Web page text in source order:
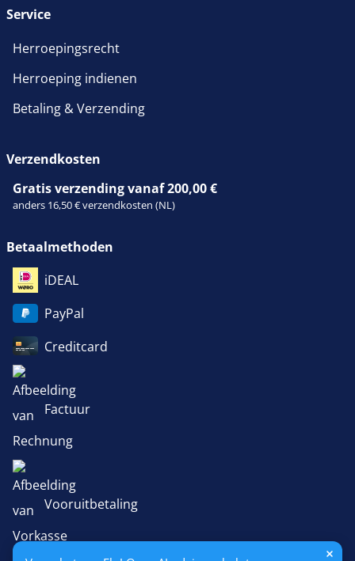
Service
Herroepingsrecht
Herroeping indienen
Betaling & Verzending
Verzendkosten
Gratis verzending vanaf 200,00 €
anders 16,50 € verzendkosten (NL)
Betaalmethoden
iDEAL
PayPal
Creditcard
Factuur
Vooruitbetaling